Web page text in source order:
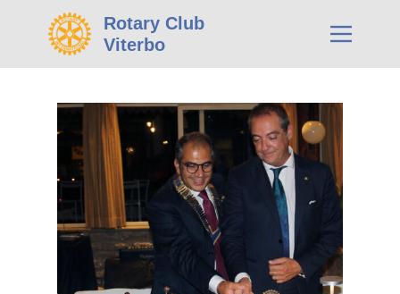
Rotary Club
Viterbo